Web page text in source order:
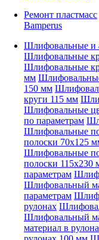
Ремонт пластмасс
Bamperus
Шлифовальные и
Шлифовальные
Шлифовальные
мм
150 мм
круги 115 мм
Шлифовальные
по параметрам
Шлифовальные
полоски 70x125
Шлифовальные
полоски 115x230
параметрам
Шлифовальный
параметрам
рулонах
Шлифовальный
материал в